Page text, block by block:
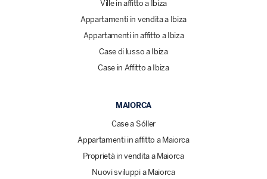
Ville in affitto a Ibiza
Appartamenti in vendita a Ibiza
Appartamenti in affitto a Ibiza
Case di lusso a Ibiza
Case in Affitto a Ibiza
MAIORCA
Case a Sóller
Appartamenti in affitto a Maiorca
Proprietà in vendita a Maiorca
Nuovi sviluppi a Maiorca